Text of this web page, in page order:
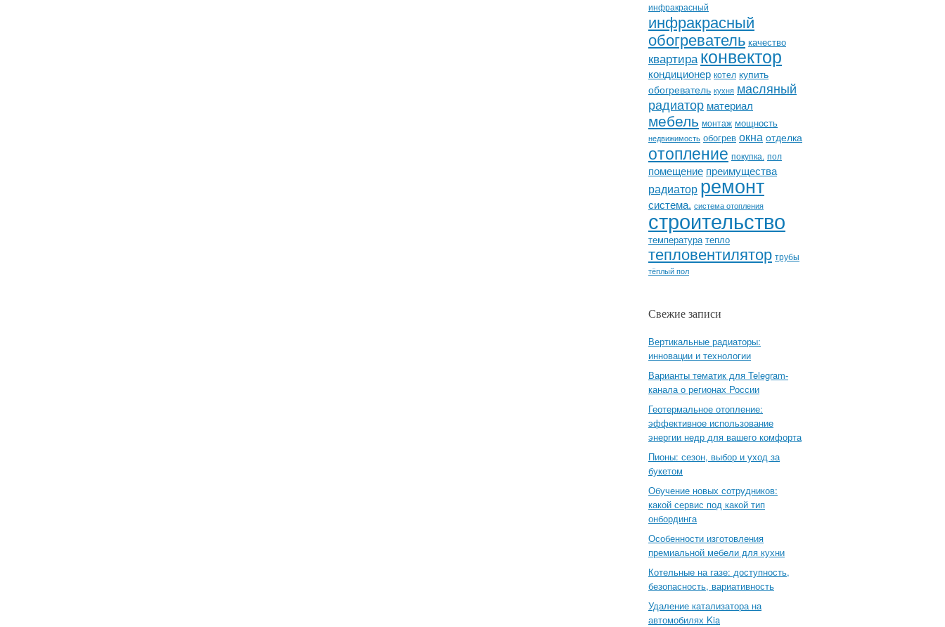
инфракрасный
инфракрасный
обогреватель качество
квартираконвектор
кондиционер котел купить
обогреватель кухня масляный
радиатор материал
мебель монтаж мощность
недвижимость обогрев окна отделка
отопление покупка. пол
помещение преимущества
радиаторремонт
система. система отопления
строительство
температура тепло
тепловентилятор трубы
тёплый пол
Свежие записи
Вертикальные радиаторы:
инновации и технологии
Варианты тематик для Telegram-
канала о регионах России
Геотермальное отопление:
эффективное использование
энергии недр для вашего комфорта
Пионы: сезон, выбор и уход за
букетом
Обучение новых сотрудников:
какой сервис под какой тип
онбординга
Особенности изготовления
премиальной мебели для кухни
Котельные на газе: доступность,
безопасность, вариативность
Удаление катализатора на
автомобилях Kia